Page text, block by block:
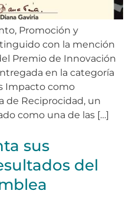
Promoción y
con la mención
Premio de Innovación
en la categoría
Impacto como
de Reciprocidad, un
como una de las […]
sus
del